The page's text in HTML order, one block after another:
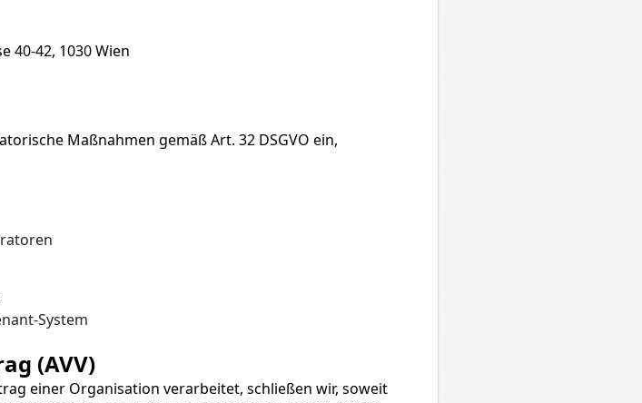
40-42, 1030 Wien
Maßnahmen gemäß Art. 32 DSGVO ein,
System
(AVV)
einer Organisation verarbeitet, schließen wir, soweit